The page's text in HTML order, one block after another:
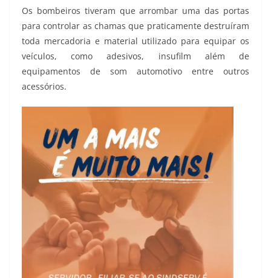
Os bombeiros tiveram que arrombar uma das portas
para controlar as chamas que praticamente destruíram
toda mercadoria e material utilizado para equipar os
veículos, como adesivos, insufilm além de
equipamentos de som automotivo entre outros
acessórios.